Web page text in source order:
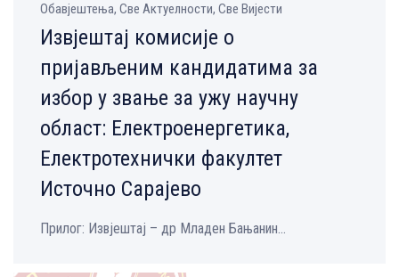
Обавјештења, Све Aктуелности, Све Вијести
Извјештај комисије о
пријављеним кандидатима за
избор у звање за ужу научну
област: Електроенергетика,
Електротехнички факултет
Источно Сарајево
Прилог: Извјештај – др Младен Бањанин...